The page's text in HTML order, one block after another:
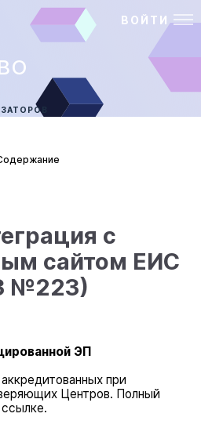
ВОЙТИ
с
сайтом ЕИС
№223)
ЭП
при
Центров. Полный